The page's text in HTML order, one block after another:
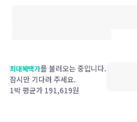
최대혜택가를 불러오는 중입니다.
잠시만 기다려 주세요.
1박 평균가 191,619원